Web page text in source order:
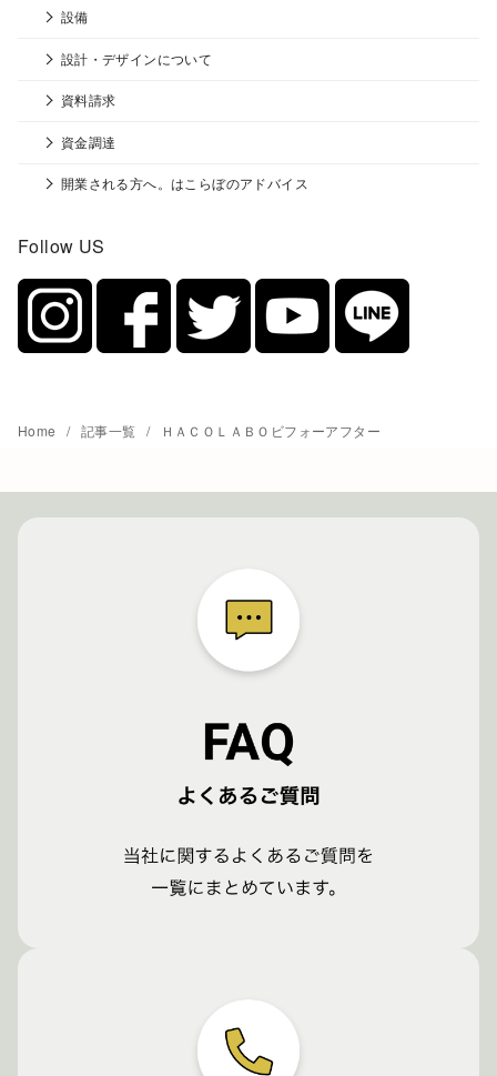
設備
設計・デザインについて
資料請求
資金調達
開業される方へ。はこらぼのアドバイス
Follow US
Home 記事一覧 ＨＡＣＯＬＡＢＯビフォーアフター